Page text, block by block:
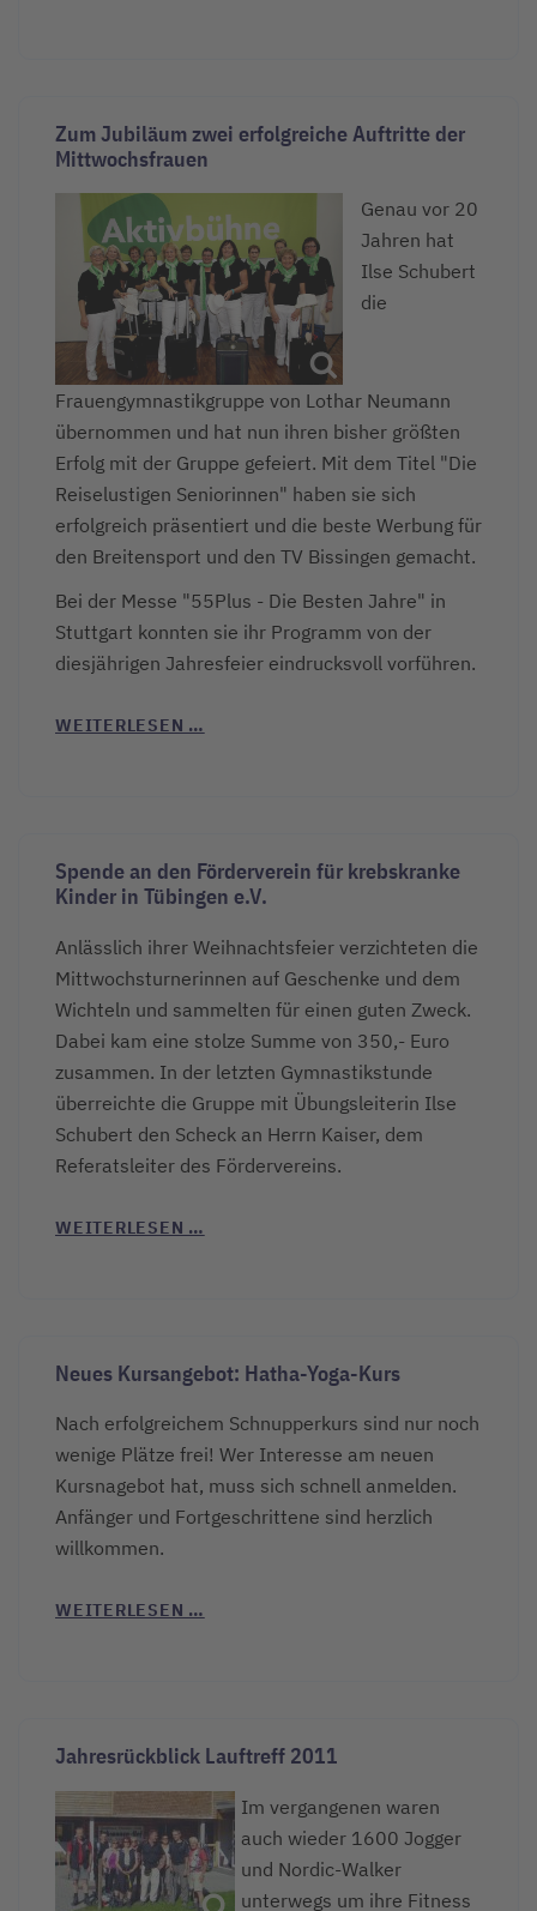
Zum Jubiläum zwei erfolgreiche Auftritte der
Mittwochsfrauen
Genau vor 20
Jahren hat
Ilse Schubert
die
Frauengymnastikgruppe von Lothar Neumann
übernommen und hat nun ihren bisher größten
Erfolg mit der Gruppe gefeiert. Mit dem Titel "Die
Reiselustigen Seniorinnen" haben sie sich
erfolgreich präsentiert und die beste Werbung für
den Breitensport und den TV Bissingen gemacht.
Bei der Messe "55Plus - Die Besten Jahre" in
Stuttgart konnten sie ihr Programm von der
diesjährigen Jahresfeier eindrucksvoll vorführen.
WEITERLESEN …
Spende an den Förderverein für krebskranke
Kinder in Tübingen e.V.
Anlässlich ihrer Weihnachtsfeier verzichteten die
Mittwochsturnerinnen auf Geschenke und dem
Wichteln und sammelten für einen guten Zweck.
Dabei kam eine stolze Summe von 350,- Euro
zusammen. In der letzten Gymnastikstunde
überreichte die Gruppe mit Übungsleiterin Ilse
Schubert den Scheck an Herrn Kaiser, dem
Referatsleiter des Fördervereins.
WEITERLESEN …
Neues Kursangebot: Hatha-Yoga-Kurs
Nach erfolgreichem Schnupperkurs sind nur noch
wenige Plätze frei! Wer Interesse am neuen
Kursnagebot hat, muss sich schnell anmelden.
Anfänger und Fortgeschrittene sind herzlich
willkommen.
WEITERLESEN …
Jahresrückblick Lauftreff 2011
Im vergangenen waren
auch wieder 1600 Jogger
und Nordic-Walker
unterwegs um ihre Fitness